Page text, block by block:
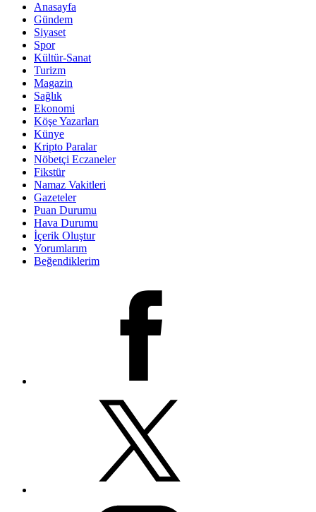
Anasayfa
Gündem
Siyaset
Spor
Kültür-Sanat
Turizm
Magazin
Sağlık
Ekonomi
Köşe Yazarları
Künye
Kripto Paralar
Nöbetçi Eczaneler
Fikstür
Namaz Vakitleri
Gazeteler
Puan Durumu
Hava Durumu
İçerik Oluştur
Yorumlarım
Beğendiklerim